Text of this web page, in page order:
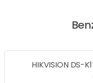
HIKVISION DS-